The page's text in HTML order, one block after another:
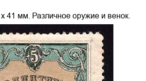
41 мм. Различное оружие и венок.